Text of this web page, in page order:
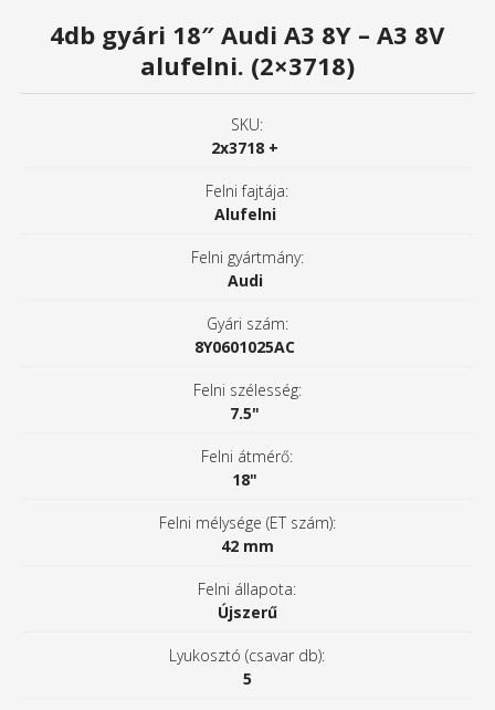
4db gyári 18″ Audi A3 8Y – A3 8V
alufelni. (2×3718)
SKU:
2x3718 +
Felni fajtája:
Alufelni
Felni gyártmány:
Audi
Gyári szám:
8Y0601025AC
Felni szélesség:
7.5"
Felni átmérő:
18"
Felni mélysége (ET szám):
42 mm
Felni állapota:
Újszerű
Lyukosztó (csavar db):
5